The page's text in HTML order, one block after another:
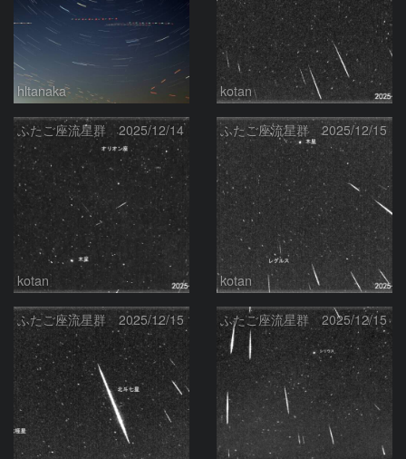
hltanaka kotan
ふたご座流星群 2025/12/14
kotan
ふたご座流星群 2025/12/15
kotan
ふたご座流星群 2025/12/15 ふたご座流星群 2025/12/15